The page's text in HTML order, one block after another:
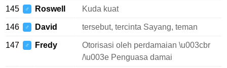
145 ♂ Roswell Kuda kuat
146 ♂ David tersebut, tercinta Sayang, teman
147 ♂ Fredy
Otorisasi oleh perdamaian \u003cbr
/\u003e Penguasa damai